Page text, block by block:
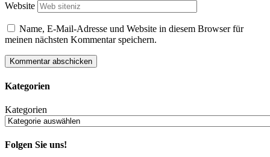
Website
Name, E-Mail-Adresse und Website in diesem Browser für
meinen nächsten Kommentar speichern.
Kategorien
Kategorien
Folgen Sie uns!